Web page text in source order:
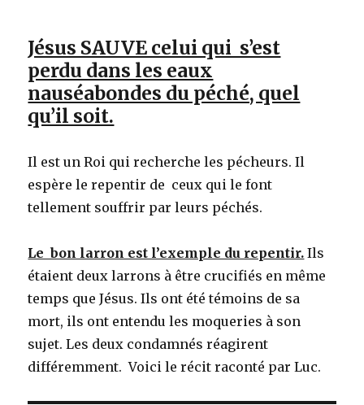
Jésus SAUVE celui qui s’est
perdu dans les eaux
nauséabondes du péché, quel
qu’il soit.
Il est un Roi qui recherche les pécheurs. Il
espère le repentir de ceux qui le font
tellement souffrir par leurs péchés.
Le bon larron est l’exemple du repentir. Ils
étaient deux larrons à être crucifiés en même
temps que Jésus. Ils ont été témoins de sa
mort, ils ont entendu les moqueries à son
sujet. Les deux condamnés réagirent
différemment. Voici le récit raconté par Luc.